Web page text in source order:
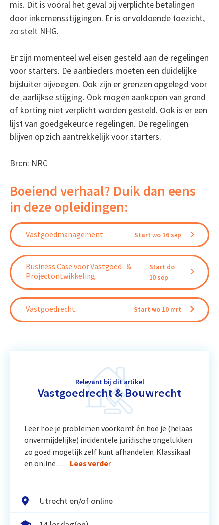
mis. Dit is vooral het geval bij verplichte betalingen
door inkomensstijgingen. Er is onvoldoende toezicht,
zo stelt NHG.
Er zijn momenteel wel eisen gesteld aan de regelingen
voor starters. De aanbieders moeten een duidelijke
bijsluiter bijvoegen. Ook zijn er grenzen opgelegd voor
de jaarlijkse stijging. Ook mogen aankopen van grond
of korting niet verplicht worden gesteld. Ook is er een
lijst van goedgekeurde regelingen. De regelingen
blijven op zich aantrekkelijk voor starters.
Bron: NRC
Boeiend verhaal? Duik dan eens
in deze opleidingen:
Vastgoedmanagement Start wo 16 sep
Business Case voor Vastgoed- &
Projectontwikkeling
Start do
10 sep
Vastgoedrecht Start wo 10 mrt
Relevant bij dit artikel
Vastgoedrecht & Bouwrecht
Leer hoe je problemen voorkomt én hoe je (helaas
onvermijdelijke) incidentele juridische ongelukken
zo goed mogelijk zelf kunt afhandelen. Klassikaal
en online…
Lees verder
Utrecht en/of online